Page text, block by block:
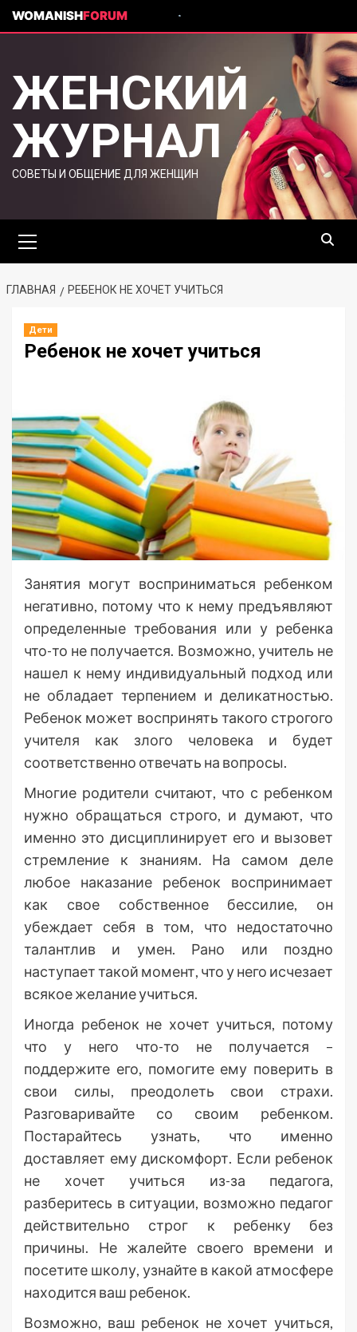
WOMANISHFORUM
ЖЕНСКИЙ
ЖУРНАЛ
СОВЕТЫ И ОБЩЕНИЕ ДЛЯ ЖЕНЩИН
ГЛАВНАЯ РЕБЕНОК НЕ ХОЧЕТ УЧИТЬСЯ
Дети
Ребенок не хочет учиться
Занятия могут восприниматься ребенком
негативно, потому что к нему предъявляют
определенные требования или у ребенка
что-то не получается. Возможно, учитель не
нашел к нему индивидуальный подход или
не обладает терпением и деликатностью.
Ребенок может воспринять такого строгого
учителя как злого человека и будет
соответственно отвечать на вопросы.
Многие родители считают, что с ребенком
нужно обращаться строго, и думают, что
именно это дисциплинирует его и вызовет
стремление к знаниям. На самом деле
любое наказание ребенок воспринимает
как свое собственное бессилие, он
убеждает себя в том, что недостаточно
талантлив и умен. Рано или поздно
наступает такой момент, что у него исчезает
всякое желание учиться.
Иногда ребенок не хочет учиться, потому
что у него что-то не получается –
поддержите его, помогите ему поверить в
свои силы, преодолеть свои страхи.
Разговаривайте со своим ребенком.
Постарайтесь узнать, что именно
доставляет ему дискомфорт. Если ребенок
не хочет учиться из-за педагога,
разберитесь в ситуации, возможно педагог
действительно строг к ребенку без
причины. Не жалейте своего времени и
посетите школу, узнайте в какой атмосфере
находится ваш ребенок.
Возможно, ваш ребенок не хочет учиться,